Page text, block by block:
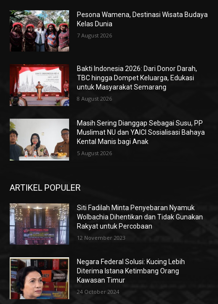
Pesona Wamena, Destinasi Wisata Budaya
Kelas Dunia
7 August 2026
Bakti Indonesia 2026: Dari Donor Darah,
TBC hingga Dompet Keluarga, Edukasi
untuk Masyarakat Semarang
8 August 2026
Masih Sering Dianggap Sebagai Susu, PP
Muslimat NU dan YAICI Sosialisasi Bahaya
Kental Manis bagi Anak
5 August 2026
ARTIKEL POPULER
Siti Fadilah Minta Penyebaran Nyamuk
Wolbachia Dihentikan dan Tidak Gunakan
Rakyat untuk Percobaan
12 November 2023
Negara Federal Solusi: Kucing Lebih
Diterima Istana Ketimbang Orang
Kawasan Timur
24 October 2024